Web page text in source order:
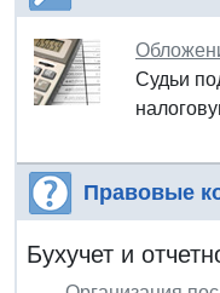
Судьи
Правовые
Бухучет и